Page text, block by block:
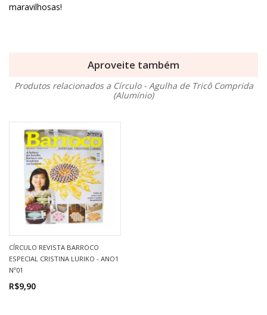
maravilhosas!
Aproveite também
Produtos relacionados a Círculo - Agulha de Tricô Comprida
(Alumínio)
CÍRCULO REVISTA BARROCO
ESPECIAL CRISTINA LURIKO - ANO1
Nº01
R$9,90